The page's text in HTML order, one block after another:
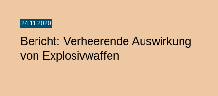
24.11.2020
Bericht: Verheerende Auswirkung
von Explosivwaffen